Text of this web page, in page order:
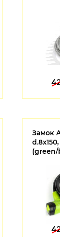
Замок
(green/